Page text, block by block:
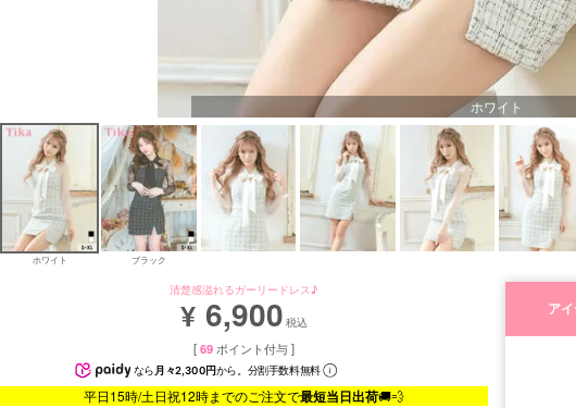
ホワイト
ホワイト ブラック
清楚感溢れるガーリードレス♪
¥ 6,900 税込
[69 ポイント付与 ]
なら 月々2,300円から。分割手数料無料
平日15時/土日祝12時までのご注文で最短当日出荷🚚💨
ア